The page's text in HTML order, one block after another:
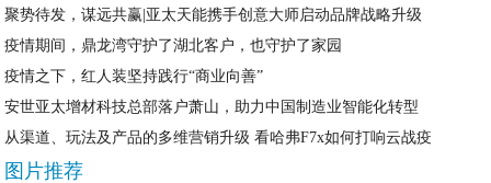
聚势待发，谋远共赢|亚太天能携手创意大师启动品牌战略升级
疫情期间，鼎龙湾守护了湖北客户，也守护了家园
疫情之下，红人装坚持践行“商业向善”
安世亚太增材科技总部落户萧山，助力中国制造业智能化转型
从渠道、玩法及产品的多维营销升级 看哈弗F7x如何打响云战疫
图片推荐